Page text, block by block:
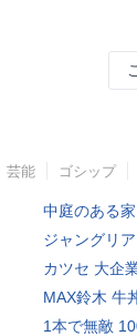
芸能 ゴシップ
中庭のある
ジャングリ
カツセ 大企
MAX鈴木 牛
1本で無敵